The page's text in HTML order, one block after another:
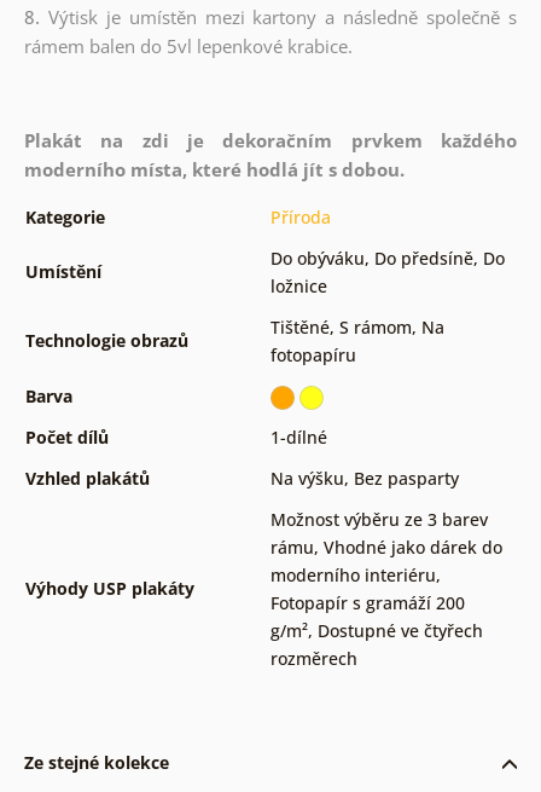
8. Výtisk je umístěn mezi kartony a následně společně s
rámem balen do 5vl lepenkové krabice.
Plakát na zdi je dekoračním prvkem každého
moderního místa, které hodlá jít s dobou.
Kategorie Příroda
Umístění
Do obýváku, Do předsíně, Do
ložnice
Technologie obrazů
Tištěné, S rámom, Na
fotopapíru
Barva
Počet dílů
1-dílné
Vzhled plakátů
Na výšku, Bez pasparty
Výhody USP plakáty
Možnost výběru ze 3 barev
rámu, Vhodné jako dárek do
moderního interiéru,
Fotopapír s gramáží 200
g/m², Dostupné ve čtyřech
rozměrech
Ze stejné kolekce